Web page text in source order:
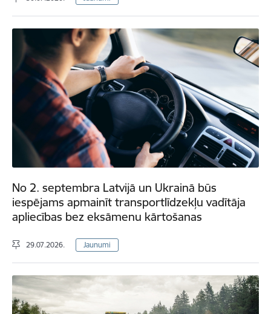
No 2. septembra Latvijā un Ukrainā būs
iespējams apmainīt transportlīdzekļu vadītāja
apliecības bez eksāmenu kārtošanas
29.07.2026. Jaunumi